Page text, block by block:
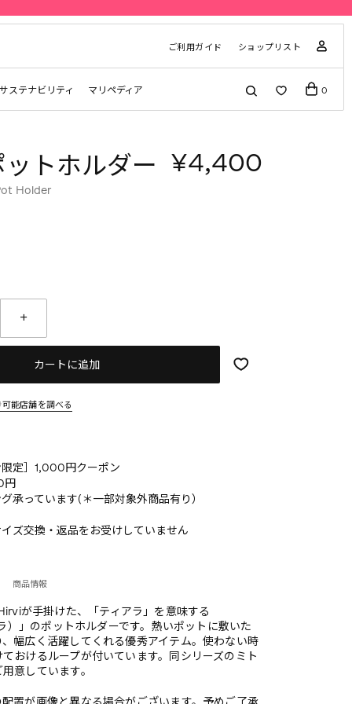
ご利用ガイド ショップリスト
サステナビリティ マリペディア 0
トホルダー ¥4,400
Holder
カートに追加
能店舗を調べる
定］1,000円クーポン
円
承っています(＊一部対象外商品有り）
ズ交換・返品をお受けしていません
が手掛けた、「ティアラ」を意味する
）」のポットホルダーです。熱いポットに敷いた
幅広く活躍してくれる優秀アイテム。使わない時
おけるループが付いています。同シリーズのミト
意しています。
商品情報